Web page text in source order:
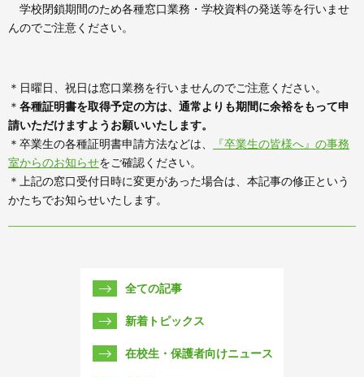
学校閉鎖期間のため各種窓口業務・学校資料の発送等を行いませ
んのでご注意ください。
＊日曜日、祝日は窓口業務を行いませんのでご注意ください。
＊ 各種証明書を取得予定の方は、通常よりも期間に余裕をもって申
請いただけますようお願いいたします。
＊卒業生の各種証明書申請方法などは、
『卒業生の皆様へ』の事務
室からのお知らせをご確認ください。
＊上記の窓口受付日時に変更があった場合は、本記事の修正という
かたちでお知らせいたします。
全ての記事
新着トピックス
在校生・保護者向けニュース